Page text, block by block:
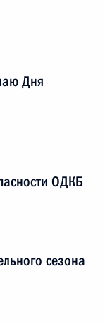
Дня
ОДКБ
сезона